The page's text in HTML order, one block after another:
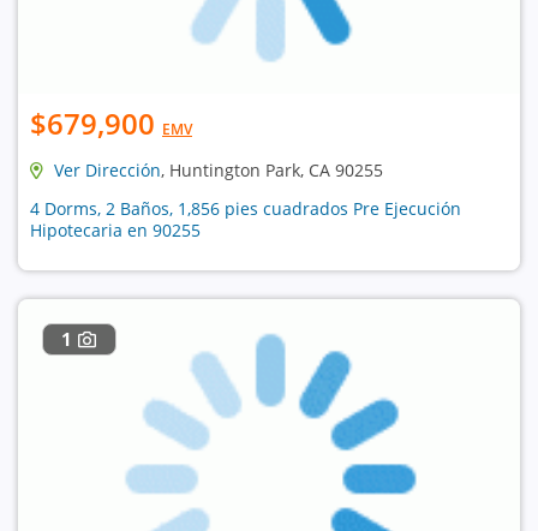
$679,900 EMV
Ver Dirección, Huntington Park, CA 90255
4 Dorms, 2 Baños, 1,856 pies cuadrados Pre Ejecución
Hipotecaria en 90255
1